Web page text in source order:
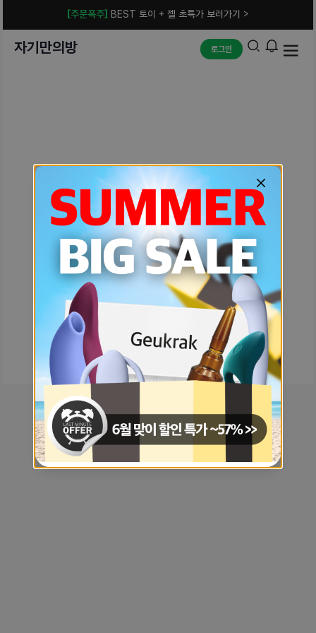
[주문폭주] BEST 토이 + 젤 초특가 보러가기 >
자기만의방 로그인
예상치 못한 에러입니다.